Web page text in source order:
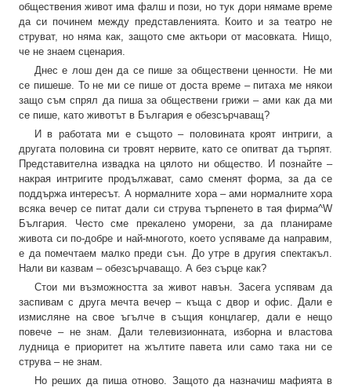
обществения живот има фалш и пози, но тук дори нямаме време
да си починем между представленията. Които и за театро не
струват, но няма как, защото сме актьори от масовката. Нищо,
че не знаем сценария.
Днес е лош ден да се пише за обществени ценности. Не ми
се пишеше. То не ми се пише от доста време – питаха ме някои
защо съм спрял да пиша за обществени грижи – ами как да ми
се пише, като животът в България е обезсърчаващ?
И в работата ми е същото – половината кроят интриги, а
другата половина си тровят нервите, като се опитват да търпят.
Представителна извадка на цялото ни общество. И познайте –
накрая интригите продължават, само сменят форма, за да се
поддържа интересът. А нормалните хора – ами нормалните хора
всяка вечер се питат дали си струва търпенето в тая фирма^W
България. Често сме прекалено уморени, за да планираме
живота си по-добре и най-многото, което успяваме да направим,
е да помечтаем малко преди сън. До утре в другия спектакъл.
Нали ви казвам – обезсърчаващо. А без сърце как?
Стои ми възможността за живот навън. Засега успявам да
заспивам с друга мечта вечер – къща с двор и офис. Дали е
измисляне на свое ъгълче в същия концлагер, дали е нещо
повече – не знам. Дали телевизионната, изборна и властова
лудница е приоритет на жълтите павета или само така ни се
струва – не знам.
Но реших да пиша отново. Защото да назначиш мафията в